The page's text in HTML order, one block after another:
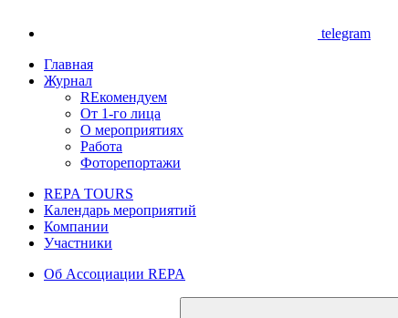
telegram
Главная
Журнал
REкомендуем
От 1-го лица
О мероприятиях
Работа
Фоторепортажи
REPA TOURS
Календарь мероприятий
Компании
Участники
Об Ассоциации REPA